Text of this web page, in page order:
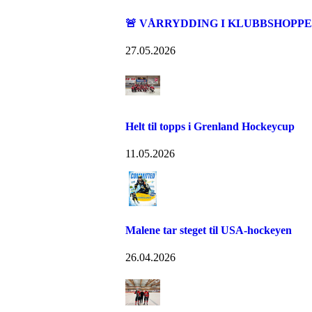
🚨 VÅRRYDDING I
27.05.2026
Helt til topps i Grenland Hockeycup
11.05.2026
Malene tar steget til USA-hockeyen
26.04.2026